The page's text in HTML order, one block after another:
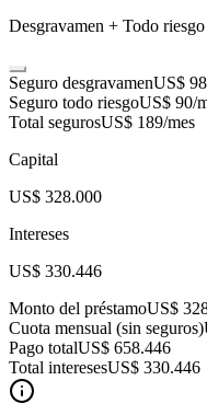
Desgravamen + Todo
Seguro desgravamenUS$ 98
Seguro todo riesgoUS$ 90/
Total segurosUS$ 189/mes
Capital
US$ 328.000
Intereses
US$ 330.446
Monto del préstamoUS$
Cuota mensual (sin seguros)
Pago totalUS$ 658.446
Total interesesUS$ 330.446